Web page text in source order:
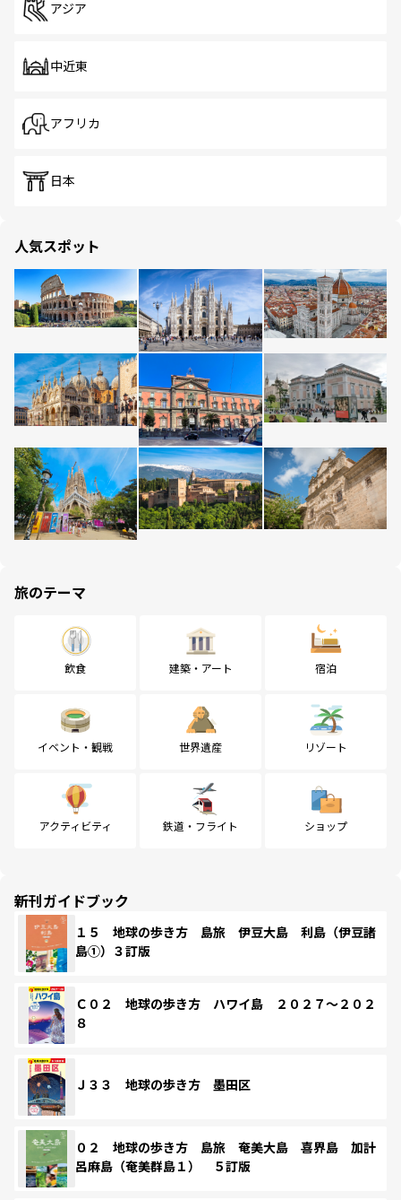
アジア
中近東
アフリカ
日本
人気スポット
旅のテーマ
飲食 建築・アート 宿泊
イベント・観戦 世界遺産 リゾート
アクティビティ 鉄道・フライト ショップ
新刊ガイドブック
１５ 地球の歩き方 島旅 伊豆大島 利島（伊豆諸
島①）３訂版
Ｃ０２ 地球の歩き方 ハワイ島 ２０２７～２０２
８
Ｊ３３ 地球の歩き方 墨田区
０２ 地球の歩き方 島旅 奄美大島 喜界島 加計
呂麻島（奄美群島１） ５訂版